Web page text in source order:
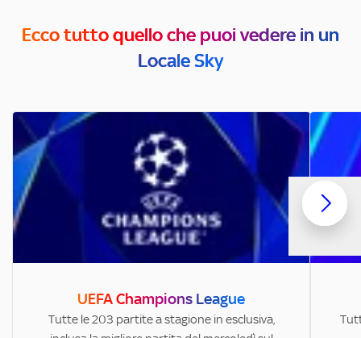
Ecco tutto quello che puoi vedere in un
Locale Sky
UEFA Champions League
Tutte le 203 partite a stagione in esclusiva,